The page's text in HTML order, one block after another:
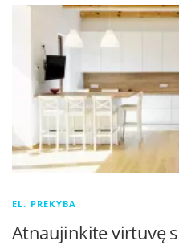
EL. PREKYBA
Atnaujinkite virtuvę